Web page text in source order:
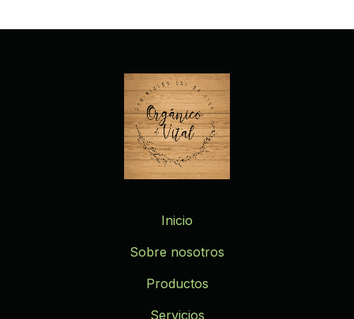
Inicio
Sobre nosotros
Productos
Servicios